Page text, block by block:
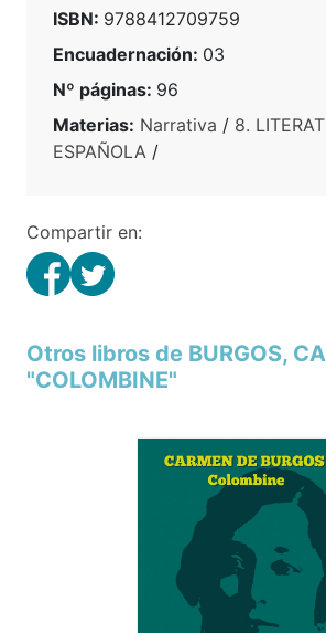
ISBN: 9788412709759
Encuadernación: 03
Nº páginas: 96
Materias: Narrativa / 8.
ESPAÑOLA /
Compartir en:
Otros libros de BURGOS,
"COLOMBINE"